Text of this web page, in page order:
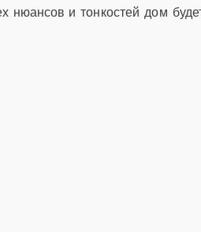
нюансов итонкостей дом